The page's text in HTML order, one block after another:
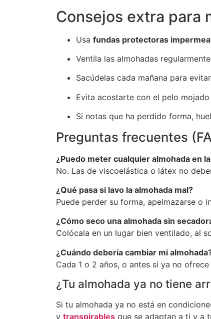
Consejos extra para
Usa fundas protectoras
Ventila las almohadas
Sacúdelas cada mañana para
Evita acostarte con el pelo
Si notas que ha perdido forma,
Preguntas frecuentes
¿Puedo meter cualquier almohada en
No. Las de viscoelástica o látex no
¿Qué pasa si lavo la almohada mal?
Puede perder su forma, apelmazarse o
¿Cómo seco una almohada sin
Colócala en un lugar bien ventilado, al
¿Cuándo debería cambiar mi
Cada 1 o 2 años, o antes si ya no
¿Tu almohada ya no tiene
Si tu almohada ya no está en
y transpirables que se adaptan a ti y a